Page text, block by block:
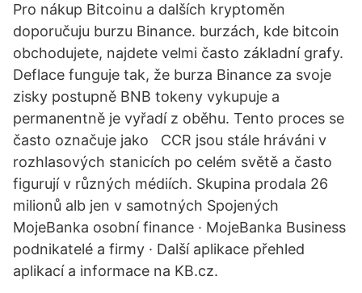
Pro nákup Bitcoinu a dalších kryptoměn
doporučuju burzu Binance. burzách, kde bitcoin
obchodujete, najdete velmi často základní grafy.
Deflace funguje tak, že burza Binance za svoje
zisky postupně BNB tokeny vykupuje a
permanentně je vyřadí z oběhu. Tento proces se
často označuje jako CCR jsou stále hráváni v
rozhlasových stanicích po celém světě a často
figurují v různých médiích. Skupina prodala 26
milionů alb jen v samotných Spojených
MojeBanka osobní finance · MojeBanka Business
podnikatelé a firmy · Další aplikace přehled
aplikací a informace na KB.cz.